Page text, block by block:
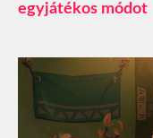
egyjátékos módot